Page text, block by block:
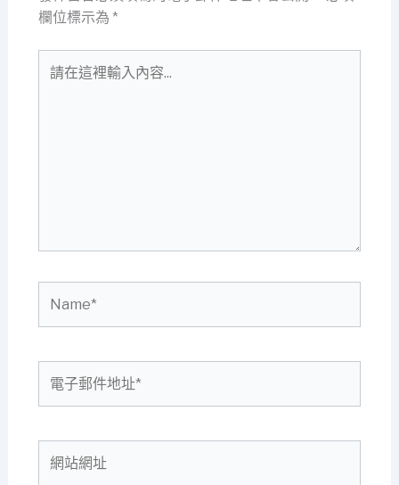
欄位標示為 *
在
件
地
站